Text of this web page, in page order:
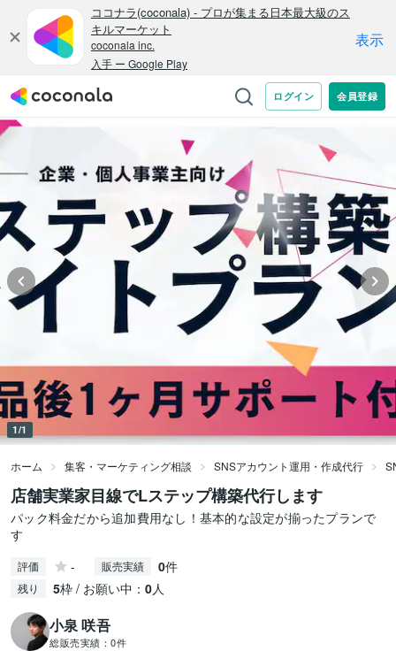
1/1
ホーム 集客・マーケティング相談 SNSアカウント運用・作成代行
店舗実業家目線でLステップ構築代行します
パック料金だから追加費用なし！基本的な設定が揃ったプランで
す
評価 - 販売実績 0件
残り 5枠 / お願い中： 0人
小泉 咲吾
総販売実績： 0件